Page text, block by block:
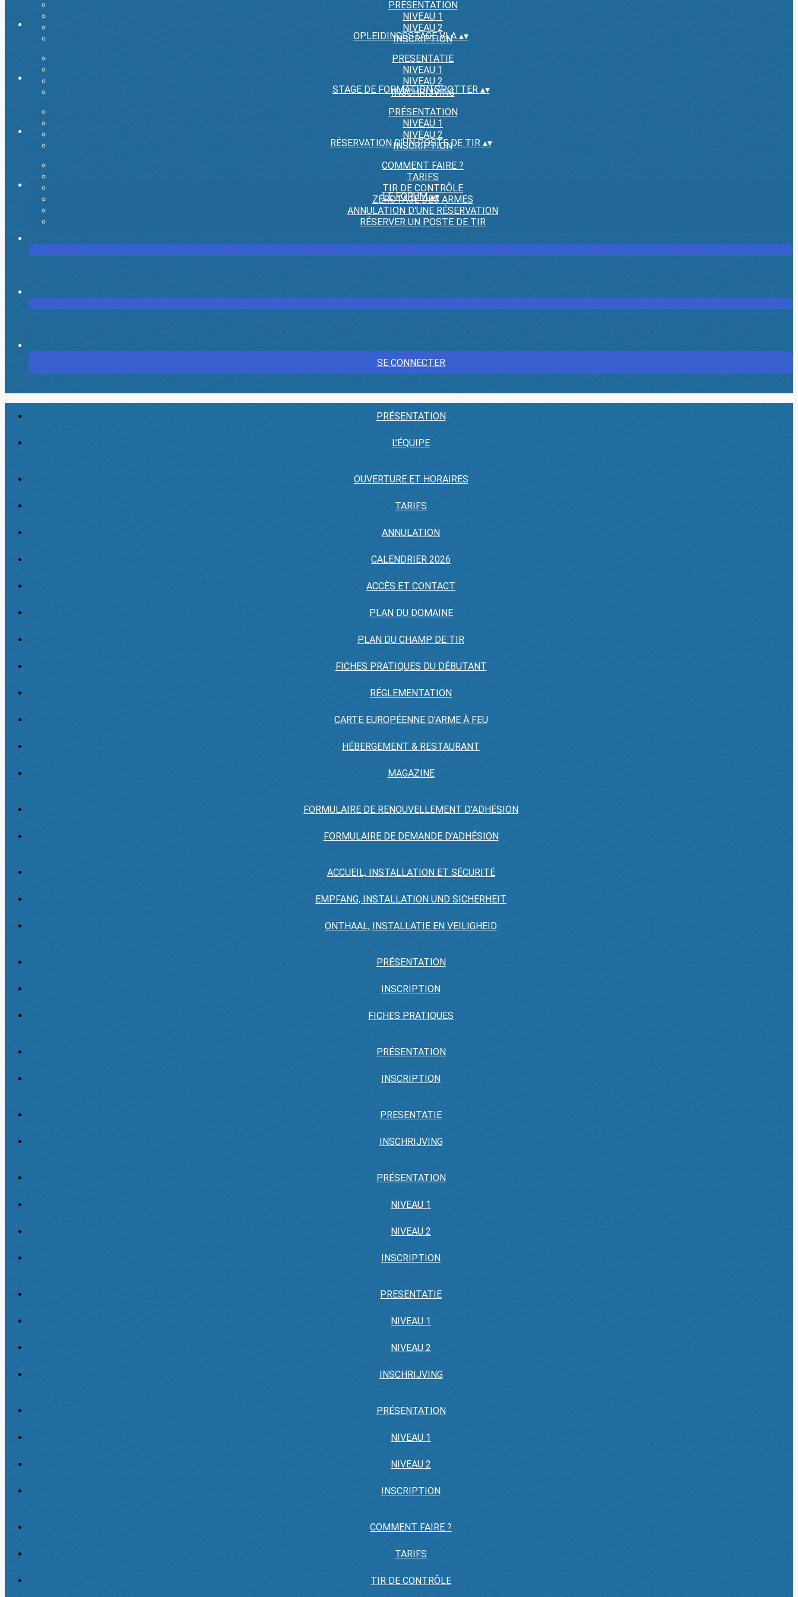
PRÉSENTATION
NIVEAU 1
NIVEAU 2
INSCRIPTION
OPLEIDINGSSTAGE VLA ▴▾
PRESENTATIE
NIVEAU 1
NIVEAU 2
INSCHRIJVING
STAGE DE FORMATION SPOTTER ▴▾
PRÉSENTATION
NIVEAU 1
NIVEAU 2
INSCRIPTION
RÉSERVATION D'UN POSTE DE TIR ▴▾
COMMENT FAIRE ?
TARIFS
TIR DE CONTRÔLE
ZÉROTAGE DES ARMES
ANNULATION D'UNE RÉSERVATION
RÉSERVER UN POSTE DE TIR
LE FORUM▴▾
SE CONNECTER
PRÉSENTATION
L'ÉQUIPE
OUVERTURE ET HORAIRES
TARIFS
ANNULATION
CALENDRIER 2026
ACCÈS ET CONTACT
PLAN DU DOMAINE
PLAN DU CHAMP DE TIR
FICHES PRATIQUES DU DÉBUTANT
RÉGLEMENTATION
CARTE EUROPÉENNE D'ARME À FEU
HÉBERGEMENT & RESTAURANT
MAGAZINE
FORMULAIRE DE RENOUVELLEMENT D'ADHÉSION
FORMULAIRE DE DEMANDE D'ADHÉSION
ACCUEIL, INSTALLATION ET SÉCURITÉ
EMPFANG, INSTALLATION UND SICHERHEIT
ONTHAAL, INSTALLATIE EN VEILIGHEID
PRÉSENTATION
INSCRIPTION
FICHES PRATIQUES
PRÉSENTATION
INSCRIPTION
PRESENTATIE
INSCHRIJVING
PRÉSENTATION
NIVEAU 1
NIVEAU 2
INSCRIPTION
PRESENTATIE
NIVEAU 1
NIVEAU 2
INSCHRIJVING
PRÉSENTATION
NIVEAU 1
NIVEAU 2
INSCRIPTION
COMMENT FAIRE ?
TARIFS
TIR DE CONTRÔLE